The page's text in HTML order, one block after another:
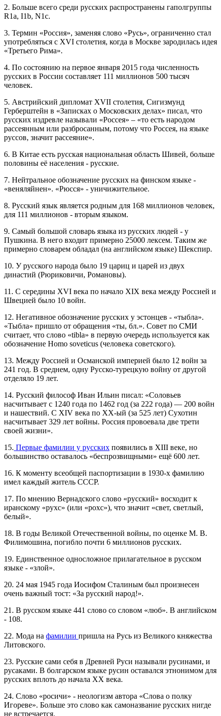
2. Больше всего среди русских распространены гаполгруппы
R1a, I1b, N1c.
3. Термин «Росcия», заменяя слово «Русь», ограниченно стал
употребляться с XVI столетия, когда в Москве зародилась идея
«Третьего Рима».
4. По состоянию на первое января 2015 года численность
русских в России составляет 111 миллионов 500 тысяч
человек.
5. Австрийский дипломат XVII столетия, Сигизмунд
Герберштейн в «Записках о Московских делах» писал, что
русских издревле называли «Россея» – «то есть народом
рассеянным или разбросанным, потому что Россея, на языке
руссов, значит рассеяние».
6. В Китае есть русская национальная область Шивей, больше
половины её населения - русские.
7. Нейтральное обозначение русских на финском языке -
«веняляйнен». «Рюсся» - уничижительное.
8. Русский язык является родным для 168 миллионов человек,
для 111 миллионов - вторым языком.
9. Самый большой словарь языка из русских людей - у
Пушкина. В него входит примерно 25000 лексем. Таким же
примерно словарем обладал (на английском языке) Шекспир.
10. У русского народа было 19 цариц и царей из двух
династий (Рюриковичи, Романовы).
11. С середины XVI века по начало XIX века между Россией и
Швецией было 10 войн.
12. Негативное обозначение русских у эстонцев - «тыбла».
«Тыбла» пришло от обращения «ты, бл.». Совет по СМИ
считает, что слово «tibla» в первую очередь используется как
обозначение Homo soveticus (человека советского).
13. Между Россией и Османской империей было 12 войн за
241 год. В среднем, одну Русско-турецкую войну от другой
отделяло 19 лет.
14. Русский философ Иван Ильин писал: «Соловьев
насчитывает с 1240 года по 1462 год (за 222 года) — 200 войн
и нашествий. С XIV века по XX-ый (за 525 лет) Сухотин
насчитывает 329 лет войны. Россия провоевала две трети
своей жизни».
15. Первые фамилии у русских появились в XIII веке, но
большинство оставалось «беспрозвищными» ещё 600 лет.
16. К моменту всеобщей паспортизации в 1930-х фамилию
имел каждый житель СССР.
17. По мнению Вернадского слово «русский» восходит к
иранскому «рухс» (или «рохс»), что значит «свет, светлый,
белый».
18. В годы Великой Отечественной войны, по оценке М. В.
Филимошина, погибло почти 6 миллионов русских.
19. Единственное односложное прилагательное в русском
языке - «злой».
20. 24 мая 1945 года Иосифом Сталиным был произнесен
очень важный тост: «За русский народ!».
21. В русском языке 441 слово со словом «люб». В английском
- 108.
22. Мода на фамилии пришла на Русь из Великого княжества
Литовского.
23. Русские сами себя в Древней Руси называли русинами, и
русаками. В болгарском языке русин оставался этнонимом для
русских вплоть до начала XX века.
24. Слово «росичи» - неологизм автора «Слова о полку
Игореве». Больше это слово как самоназвание русских нигде
не встречается.